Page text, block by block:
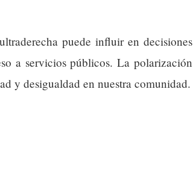
puede influir en decisiones
a servicios públicos. La polarización
y desigualdad en nuestra comunidad.